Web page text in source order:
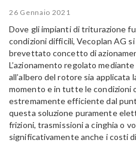
26 Gennaio 2021
Dove gli impianti di triturazione
condizioni difficili, Vecoplan AG
brevettato concetto di
L’azionamento regolato
all’albero del rotore sia applicata
momento e in tutte le condizioni
estremamente efficiente dal
questa soluzione puramente
frizioni, trasmissioni a cinghia o
significativamente anche i costi